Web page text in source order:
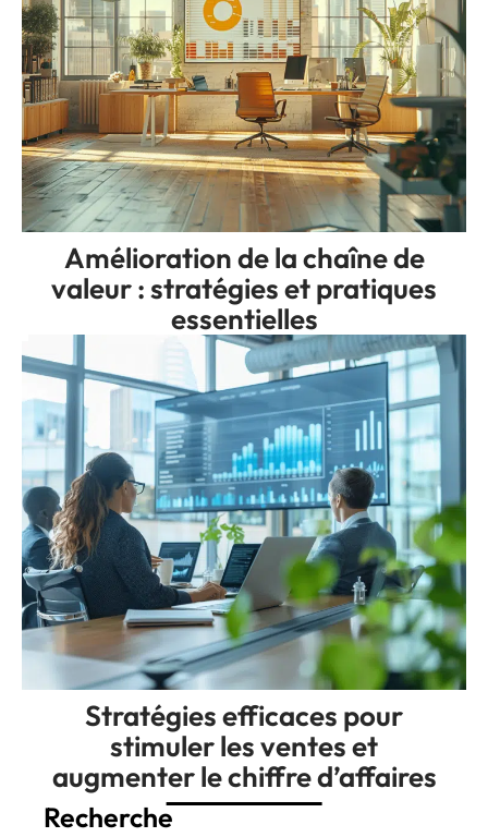
Amélioration de la chaîne de
valeur : stratégies et pratiques
essentielles
Stratégies efficaces pour
stimuler les ventes et
augmenter le chiffre d’affaires
Recherche